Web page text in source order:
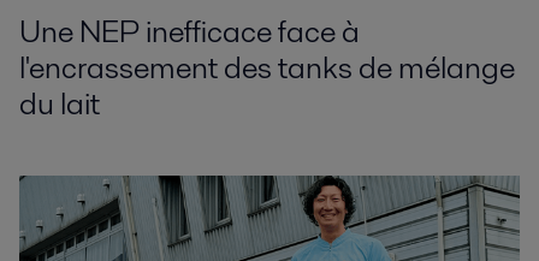
Une NEP inefficace face à
l'encrassement des tanks de mélange
du lait